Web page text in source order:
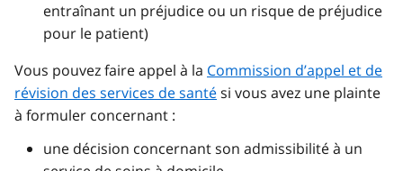
entraînant un préjudice ou un risque de préjudice
pour le patient)
Vous pouvez faire appel à la Commission d’appel et de
révision des services de santési vous avez une plainte
à formuler concernant :
une décision concernant son admissibilité à un